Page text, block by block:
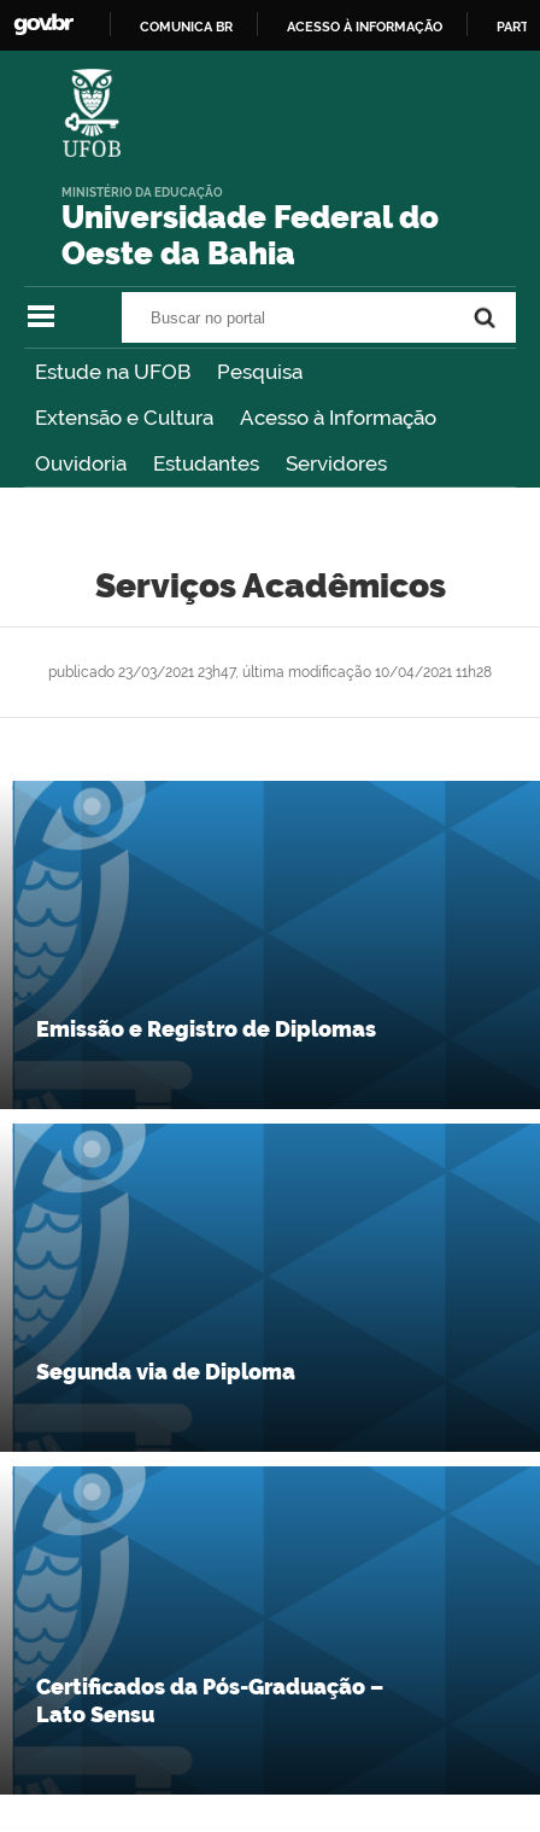
COMUNICA BR ACESSO À INFORMAÇÃO
Universidade Federal do
Oeste da Bahia
MINISTÉRIO DA EDUCAÇÃO
Estude na UFOB
Pesquisa
Extensão e Cultura
Acesso à Informação
Ouvidoria
Estudantes Servidores
Serviços Acadêmicos
publicado 23/03/2021 23h47, última modificação 10/04/2021 11h28
Emissão e Registro de Diplomas
Segunda via de Diploma
Certificados da Pós-Graduação –
Lato Sensu